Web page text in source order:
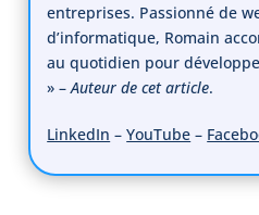
entreprises. Passionné de
d’informatique, Romain
au quotidien pour
» –Auteur de cet article.
LinkedIn –YouTube –